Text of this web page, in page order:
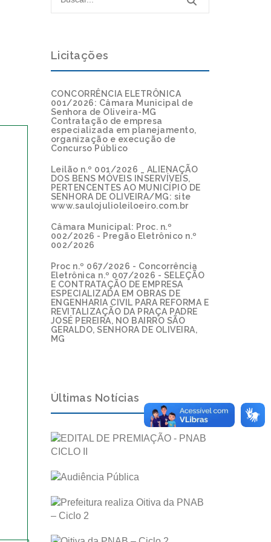
Licitações
CONCORRÊNCIA ELETRÔNICA
001/2026: Câmara Municipal de
Senhora de Oliveira-MG
Contratação de empresa
especializada em planejamento,
organização e execução de
Concurso Público
Leilão n.º 001/2026 _ ALIENAÇÃO
DOS BENS MÓVEIS INSERVÍVEIS,
PERTENCENTES AO MUNICÍPIO DE
SENHORA DE OLIVEIRA/MG: site
www.saulojulioleiloeiro.com.br
Câmara Municipal: Proc. n.º
002/2026 - Pregão Eletrônico n.º
002/2026
Proc n.º 067/2026 - Concorrência
Eletrônica n.º 007/2026 - SELEÇÃO
E CONTRATAÇÃO DE EMPRESA
ESPECIALIZADA EM OBRAS DE
ENGENHARIA CIVIL PARA REFORMA E
REVITALIZAÇÃO DA PRAÇA PADRE
JOSÉ PEREIRA, NO BAIRRO SÃO
GERALDO, SENHORA DE OLIVEIRA,
MG
Últimas Notícias